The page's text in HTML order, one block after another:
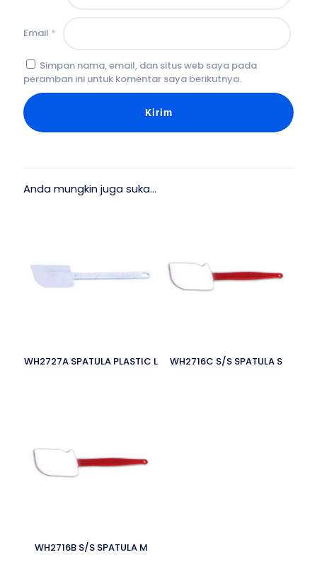
Email *
Simpan nama, email, dan situs web saya pada
peramban ini untuk komentar saya berikutnya.
Anda mungkin juga suka…
WH2727A SPATULA PLASTIC L WH2716C S/S SPATULA S
WH2716B S/S SPATULA M